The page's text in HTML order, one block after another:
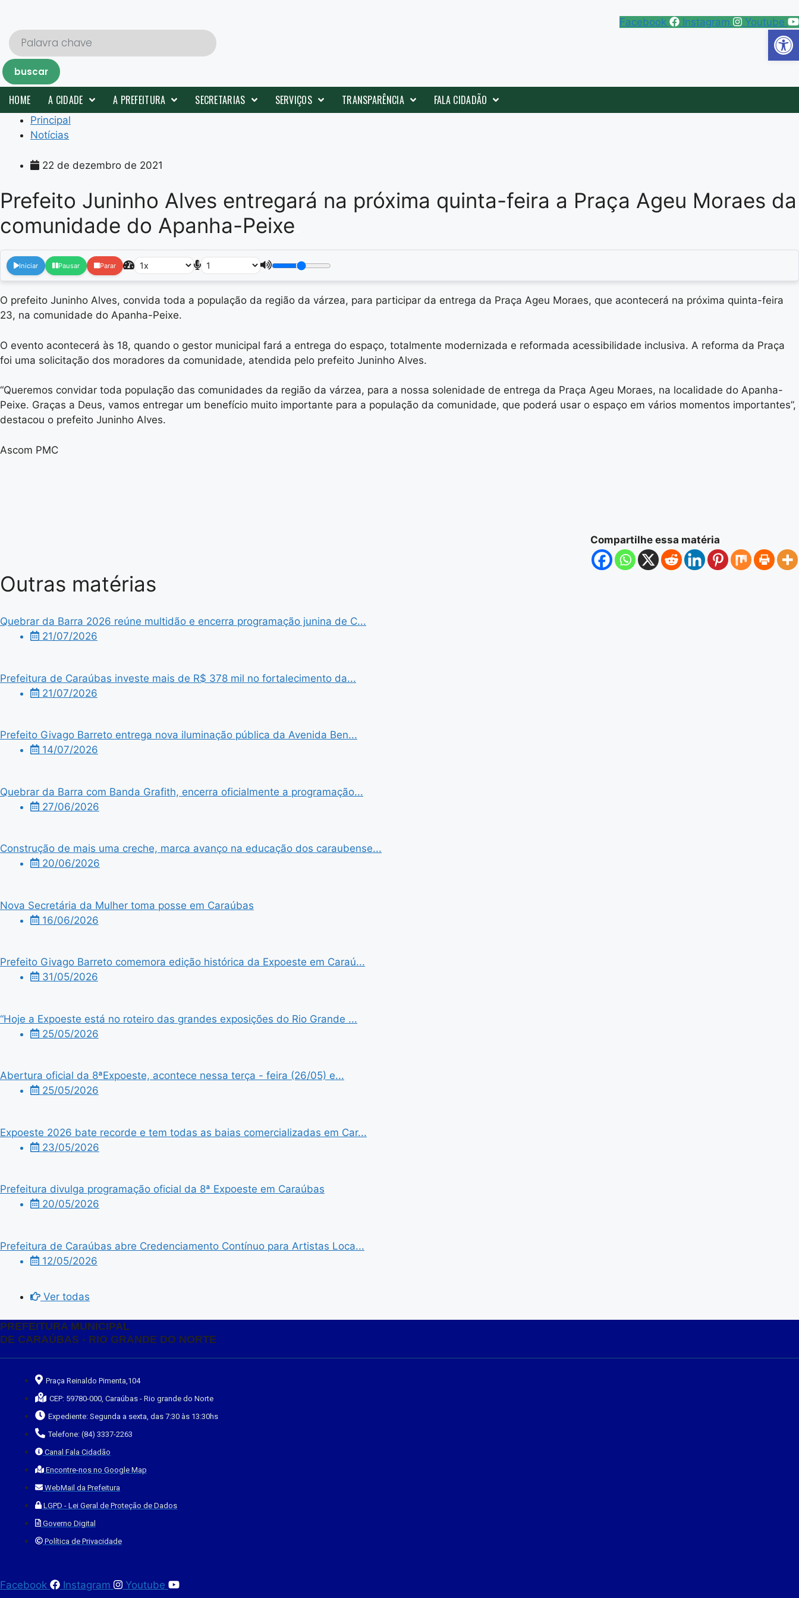
conteúdo
Facebook Instagram Youtube
buscar
HOME A CIDADE A PREFEITURA SECRETARIAS SERVIÇOS TRANSPARÊNCIA FALA CIDADÃO
Principal
Notícias
22 de dezembro de 2021
Prefeito Juninho Alves entregará na próxima quinta-feira a Praça Ageu Moraes da
comunidade do Apanha-Peixe
Iniciar Pausar Parar
O prefeito Juninho Alves, convida toda a população da região da várzea, para participar da entrega da Praça Ageu Moraes, que acontecerá na próxima quinta-feira
23, na comunidade do Apanha-Peixe.
O evento acontecerá às 18, quando o gestor municipal fará a entrega do espaço, totalmente modernizada e reformada acessibilidade inclusiva. A reforma da Praça
foi uma solicitação dos moradores da comunidade, atendida pelo prefeito Juninho Alves.
“Queremos convidar toda população das comunidades da região da várzea, para a nossa solenidade de entrega da Praça Ageu Moraes, na localidade do Apanha-
Peixe. Graças a Deus, vamos entregar um benefício muito importante para a população da comunidade, que poderá usar o espaço em vários momentos importantes”,
destacou o prefeito Juninho Alves.
Ascom PMC
Compartilhe essa matéria
Outras matérias
Quebrar da Barra 2026 reúne multidão e encerra programação junina de C...
21/07/2026
Prefeitura de Caraúbas investe mais de R$ 378 mil no fortalecimento da...
21/07/2026
Prefeito Givago Barreto entrega nova iluminação pública da Avenida Ben...
14/07/2026
Quebrar da Barra com Banda Grafith, encerra oficialmente a programação...
27/06/2026
Construção de mais uma creche, marca avanço na educação dos caraubense...
20/06/2026
Nova Secretária da Mulher toma posse em Caraúbas
16/06/2026
Prefeito Givago Barreto comemora edição histórica da Expoeste em Caraú...
31/05/2026
“Hoje a Expoeste está no roteiro das grandes exposições do Rio Grande ...
25/05/2026
Abertura oficial da 8ªExpoeste, acontece nessa terça - feira (26/05) e...
25/05/2026
Expoeste 2026 bate recorde e tem todas as baias comercializadas em Car...
23/05/2026
Prefeitura divulga programação oficial da 8ª Expoeste em Caraúbas
20/05/2026
Prefeitura de Caraúbas abre Credenciamento Contínuo para Artistas Loca...
12/05/2026
Ver todas
PREFEITURA MUNICIPAL
DE CARAÚBAS - RIO GRANDE DO NORTE
Praça Reinaldo Pimenta,104
CEP: 59780-000, Caraúbas - Rio grande do Norte
Expediente: Segunda a sexta, das 7:30 às 13:30hs
Telefone: (84) 3337-2263
Canal Fala Cidadão
Encontre-nos no Google Map
WebMail da Prefeitura
LGPD - Lei Geral de Proteção de Dados
Governo Digital
Política de Privacidade
Facebook Instagram Youtube
Abrir